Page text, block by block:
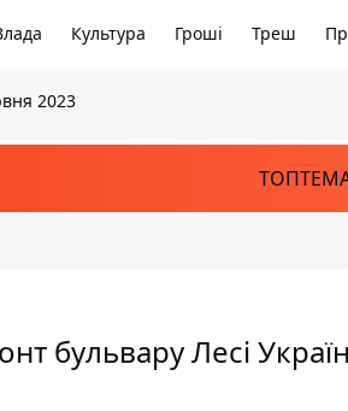
Культура Гроші Треш
2023
бульвару Лесі